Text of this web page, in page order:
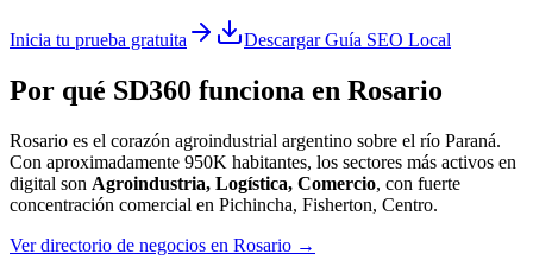
Inicia tu prueba gratuita Descargar Guía SEO Local
Por qué SD360 funciona en Rosario
Rosario es el corazón agroindustrial argentino sobre el río Paraná.
Con aproximadamente 950K habitantes, los sectores más activos en
digital son Agroindustria, Logística, Comercio, con fuerte
concentración comercial en Pichincha, Fisherton, Centro.
Ver directorio de negocios en Rosario →